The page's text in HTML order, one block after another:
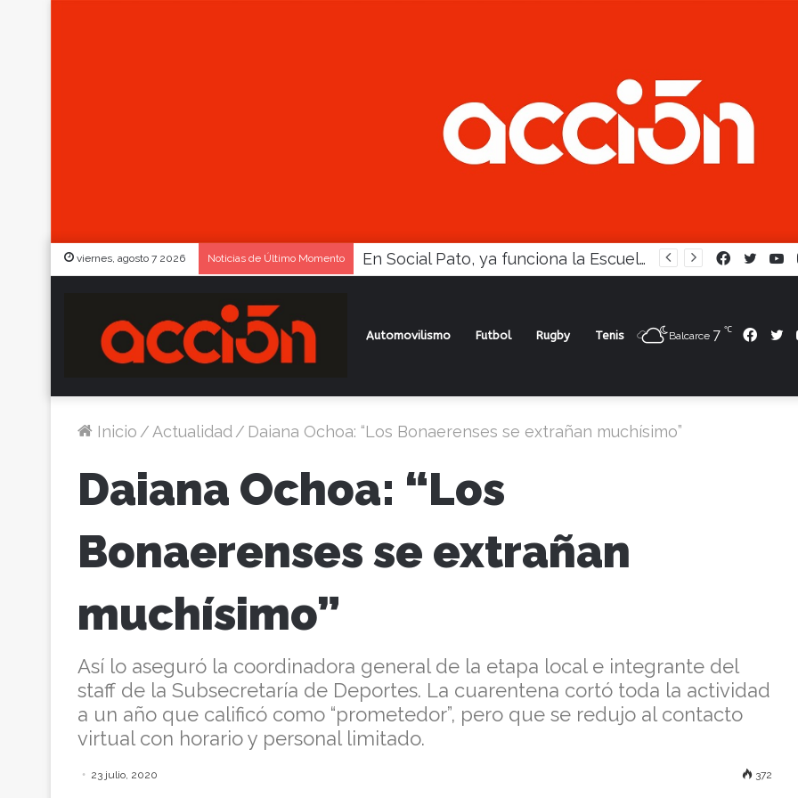
viernes, agosto 7 2026 Noticias de Último Momento En Social Pato, ya funciona la Escuela femenina de paleta Facebook
Automovilismo Futbol Rugby Tenis Balcarce 7 ℃
Inicio / Actualidad / Daiana Ochoa: “Los Bonaerenses se extrañan muchísimo”
Daiana Ochoa: “Los
Bonaerenses se extrañan
muchísimo”
Así lo aseguró la coordinadora general de la etapa local e integrante del
staff de la Subsecretaría de Deportes. La cuarentena cortó toda la actividad
a un año que calificó como “prometedor”, pero que se redujo al contacto
virtual con horario y personal limitado.
23 julio, 2020 372